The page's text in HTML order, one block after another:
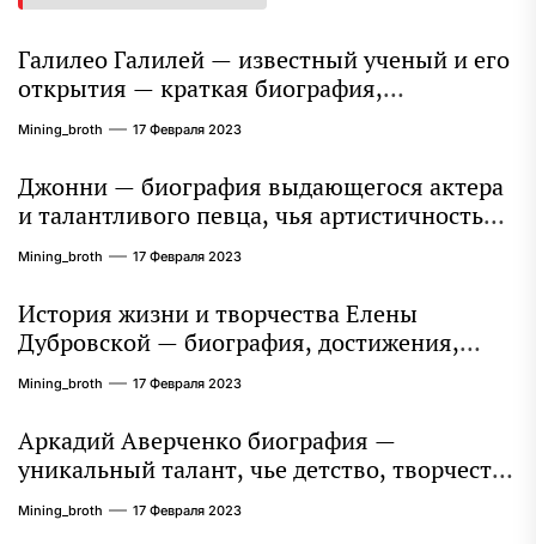
Галилео Галилей — известный ученый и его
открытия — краткая биография,
достижения и вклад в науку
Mining_broth 17 Февраля 2023
Джонни — биография выдающегося актера
и талантливого певца, чья артистичность
захватывает миллионы сердец
Mining_broth 17 Февраля 2023
История жизни и творчества Елены
Дубровской — биография, достижения,
интересные факты
Mining_broth 17 Февраля 2023
Аркадий Аверченко биография —
уникальный талант, чье детство, творчество
и литературное наследие продолжают
восхищать миллионы
Mining_broth 17 Февраля 2023